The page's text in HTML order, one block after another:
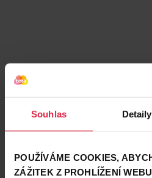
Souhlas Detaily
POUŽÍVÁME COOKIES,
ZÁŽITEK Z PROHLÍŽENÍ WEBU